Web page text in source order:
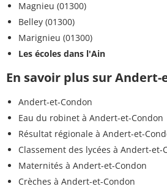
Magnieu (01300)
Belley (01300)
Marignieu (01300)
Les écoles dans l'Ain
En savoir plus sur Andert-
Andert-et-Condon
Eau du robinet à Andert-et-Condon
Résultat régionale à Andert-et-
Classement des lycées à Andert-et-
Maternités à Andert-et-Condon
Crèches à Andert-et-Condon